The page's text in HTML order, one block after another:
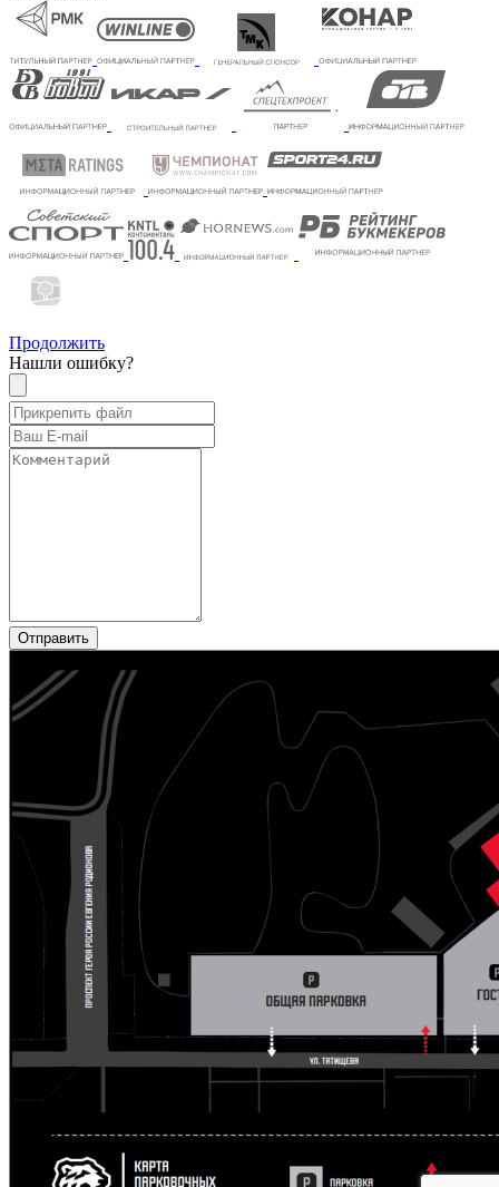
Продолжить
Нашли ошибку?